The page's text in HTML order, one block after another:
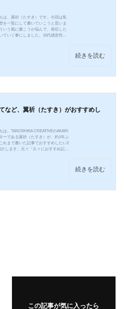
は、翼祈（たすき）です。今回は私
を一覧にして書いていこうと思いま
いう風に書こうか悩んで、発症した
ていく事にしました。10代感音性難
なったというのを検索で観たので、
続きを読む
など、翼祈（たすき）がおすすめし
は。TANOSHIKA CREATIVEのAKARI
ーである翼祈（たすき）が、約1年ぶ
れまで書いた記事でおすすめしたい2
介します。元々「久々におすすめ記事
色んな記事を読み返して、自分の言
続きを読む
この記事が気に入ったら